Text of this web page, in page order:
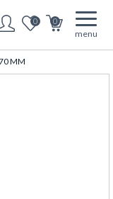
0 0
menu
MM